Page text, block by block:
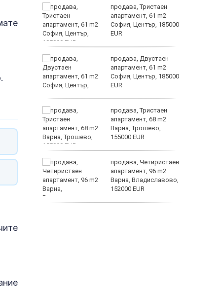
на
не
продава, Тристаен
апартамент, 61 m2
София, Център, 185000
EUR
продава, Двустаен
апартамент, 61 m2
София, Център, 185000
EUR
продава, Тристаен
апартамент, 68 m2
Варна, Трошево,
155000 EUR
продава, Четиристаен
апартамент, 96 m2
Варна, Владиславово,
152000 EUR